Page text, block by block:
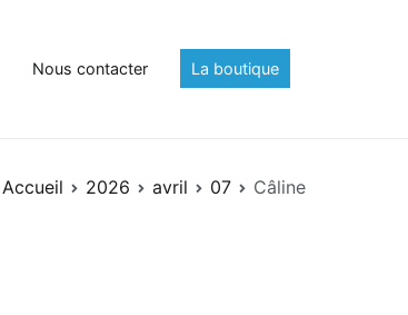
Nous contacter La boutique
Accueil 2026 avril 07 Câline